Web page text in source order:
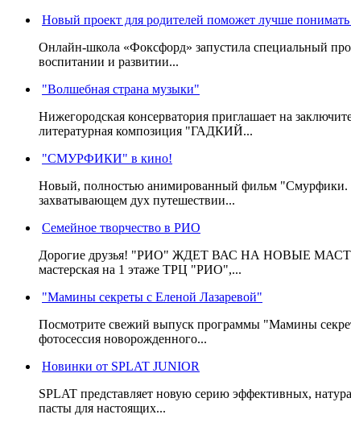
Новый проект для родителей поможет лучше понимать
Онлайн-школа «Фоксфорд» запустила специальный
воспитании и развитии...
"Волшебная страна музыки"
Нижегородская консерватория приглашает на
литературная композиция "ГАДКИЙ...
"СМУРФИКИ" в кино!
Новый, полностью анимированный фильм "Смурфики.
захватывающем дух путешествии...
Семейное творчество в РИО
Дорогие друзья! "РИО" ЖДЕТ ВАС НА НОВЫЕ
мастерская на 1 этаже ТРЦ "РИО",...
"Мамины секреты с Еленой Лазаревой"
Посмотрите свежий выпуск программы "Мамины
фотосессия новорожденного...
Новинки от SPLAT JUNIOR
SPLAT представляет новую серию эффективных,
пасты для настоящих...